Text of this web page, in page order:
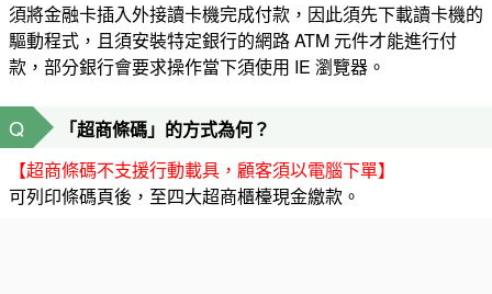
須將金融卡插入外接讀卡機完成付款，因此須先下載讀卡機的
驅動程式，且須安裝特定銀行的網路 ATM 元件才能進行付
款，部分銀行會要求操作當下須使用 IE 瀏覽器。
Q
「超商條碼」的方式為何？
【超商條碼不支援行動載具，顧客須以電腦下單】
可列印條碼頁後，至四大超商櫃檯現金繳款。